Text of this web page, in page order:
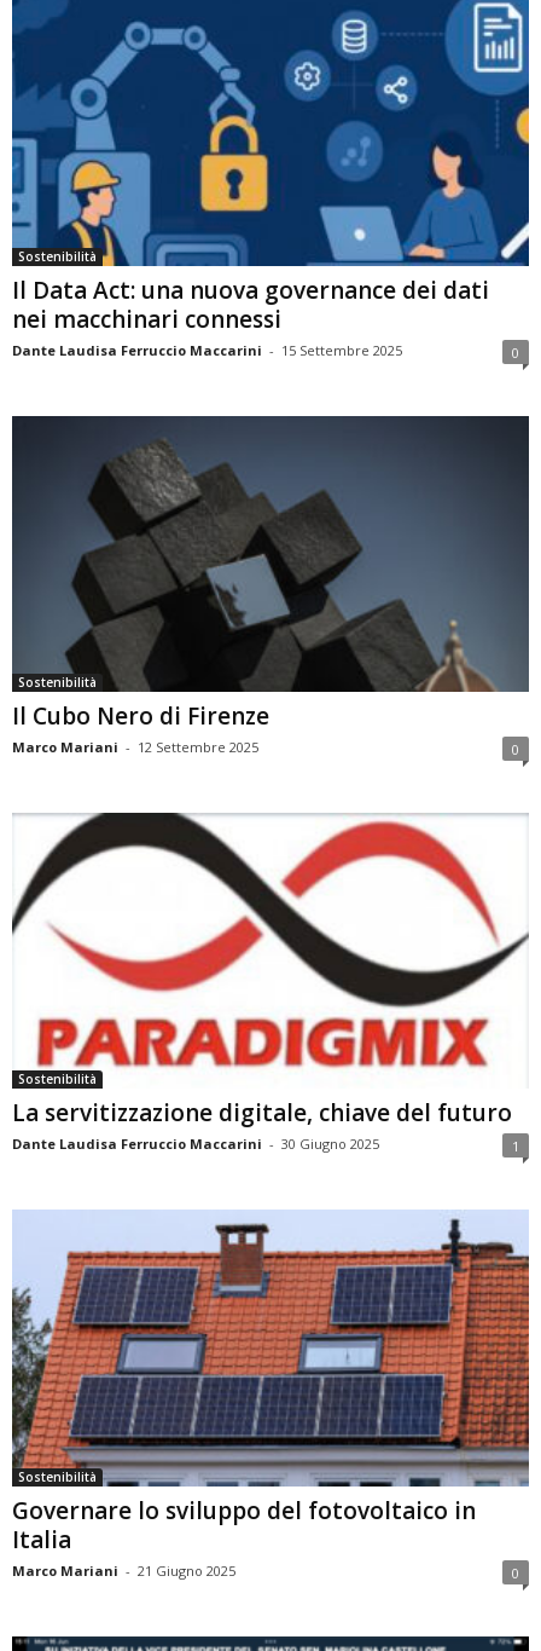
Sostenibilità
Il Data Act: una nuova governance dei dati
nei macchinari connessi
Dante Laudisa Ferruccio Maccarini - 15 Settembre 2025 0
Sostenibilità
Il Cubo Nero di Firenze
Marco Mariani - 12 Settembre 2025 0
Sostenibilità
La servitizzazione digitale, chiave del futuro
Dante Laudisa Ferruccio Maccarini - 30 Giugno 2025 1
Sostenibilità
Governare lo sviluppo del fotovoltaico in
Italia
Marco Mariani - 21 Giugno 2025 0